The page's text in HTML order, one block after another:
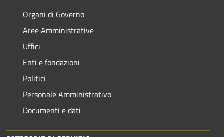
Organi di Governo
Aree Amministrative
Uffici
Enti e fondazioni
Politici
Personale Amministrativo
Documenti e dati